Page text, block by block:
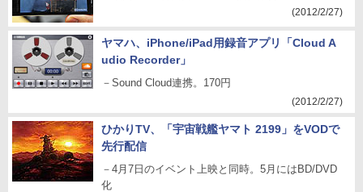
(2012/2/27)
ヤマハ、iPhone/iPad用録音アプリ「Cloud A
udio Recorder」
－Sound Cloud連携。170円
(2012/2/27)
ひかりTV、「宇宙戦艦ヤマト 2199」をVODで
先行配信
－4月7日のイベント上映と同時。5月にはBD/DVD
化